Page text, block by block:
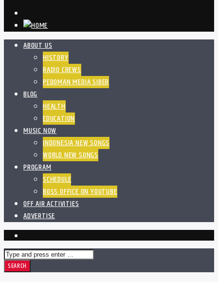
ABOUT US
HISTORY
RADIO CREWS
PEDOMAN MEDIA SIBER
BLOG
HEALTH
EDUCATION
MUSIC NOW
INDONESIA NEW SONGS
WORLD NEW SONGS
PROGRAM
SCHEDULE
BOSS OFFICE ON YOUTUBE
OFF AIR ACTIVITIES
ADVERTISE